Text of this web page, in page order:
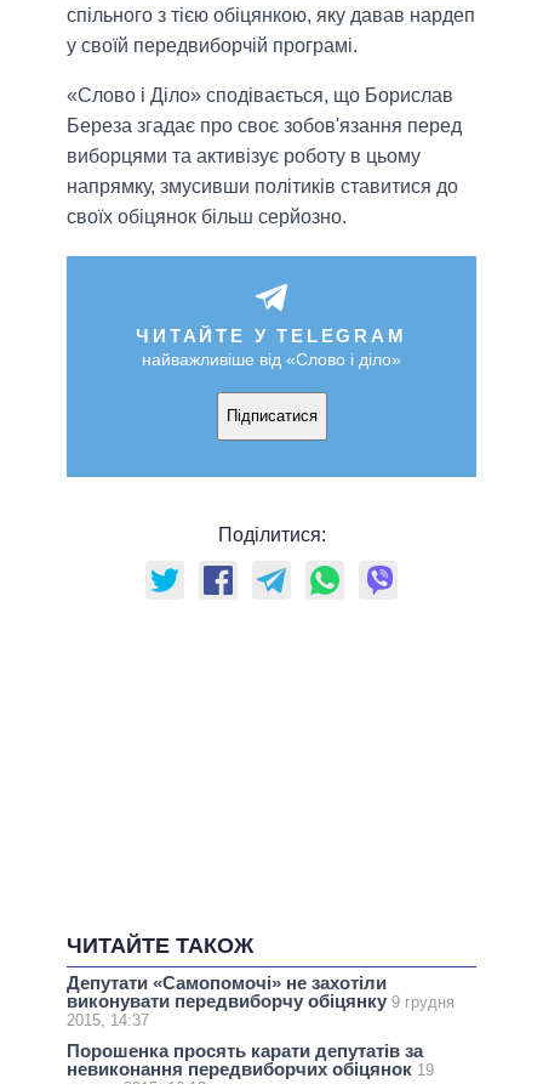
спільного з тією обіцянкою, яку давав нардеп
у своїй передвиборчій програмі.
«Слово і Діло» сподівається, що Борислав
Береза згадає про своє зобов'язання перед
виборцями та активізує роботу в цьому
напрямку, змусивши політиків ставитися до
своїх обіцянок більш серйозно.
ЧИТАЙТЕ У TELEGRAM
найважливіше від «Слово і діло»
Підписатися
Поділитися:
ЧИТАЙТЕ ТАКОЖ
Депутати «Самопомочі» не захотіли
виконувати передвиборчу обіцянку 9 грудня
2015, 14:37
Порошенка просять карати депутатів за
невиконання передвиборчих обіцянок 19